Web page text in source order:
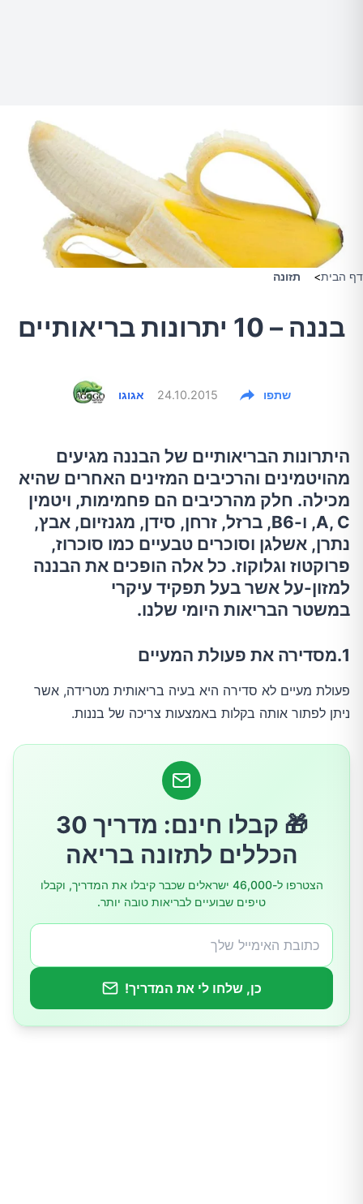
דף הבית> תזונה
בננה – 10 יתרונות בריאותיים
אגוגו 24.10.2015 שתפו
היתרונות הבריאותיים של הבננה מגיעים
מהויטמינים והרכיבים המזינים האחרים שהיא
מכילה. חלק מהרכיבים הם פחמימות, ויטמין
A, C, ו-B6, ברזל, זרחן, סידן, מגנזיום, אבץ,
נתרן, אשלגן וסוכרים טבעיים כמו סוכרוז,
פרוקטוז וגלוקוז. כל אלה הופכים את הבננה
למזון-על אשר בעל תפקיד עיקרי
במשטר הבריאות היומי שלנו.
1.מסדירה את פעולת המעיים
פעולת מעיים לא סדירה היא בעיה בריאותית מטרידה, אשר
ניתן לפתור אותה בקלות באמצעות צריכה של בננות.
🎁 קבלו חינם: מדריך 30
הכללים לתזונה בריאה
הצטרפו ל-46,000 ישראלים שכבר קיבלו את המדריך, וקבלו
טיפים שבועיים לבריאות טובה יותר.
כן, שלחו לי את המדריך!